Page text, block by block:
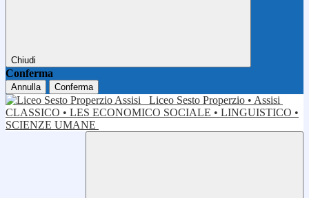
Chiudi
Conferma
Annulla Conferma
Liceo Sesto Properzio • Assisi
CLASSICO • LES ECONOMICO SOCIALE • LINGUISTICO •
SCIENZE UMANE